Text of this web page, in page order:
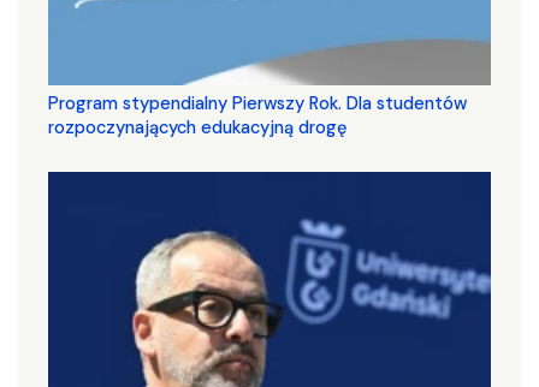
Program stypendialny Pierwszy Rok. Dla studentów
rozpoczynających edukacyjną drogę